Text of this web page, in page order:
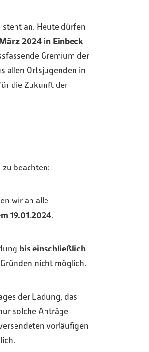
steht an. Heute dürfen
2024 in Einbeck
Gremium der
allen Ortsjugenden in
die Zukunft der
beachten:
wir an alle
19.01.2024.
bis einschließlich
nicht möglich.
der Ladung, das
solche Anträge
vorläufigen